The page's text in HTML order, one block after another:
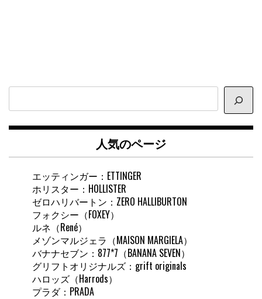
サ
内
索
人気のページ
エッティンガー：ETTINGER
ホリスター：HOLLISTER
ゼロハリバートン：ZERO HALLIBURTON
フォクシー（FOXEY）
ルネ（René）
メゾンマルジェラ（MAISON MARGIELA）
バナナセブン：877*7（BANANA SEVEN）
グリフトオリジナルズ：grift originals
ハロッズ（Harrods）
プラダ：PRADA